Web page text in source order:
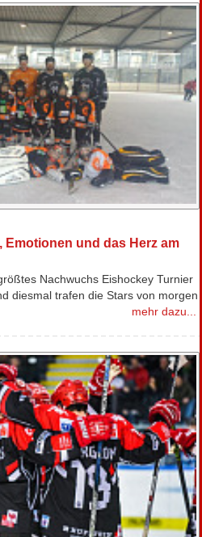
Emotionen und das Herz am
Nachwuchs Eishockey Turnier
diesmal trafen die Stars von morgen
mehr dazu...